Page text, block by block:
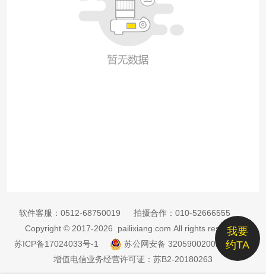
我要
约TA
软件客服： 0512-68750019 拍摄合作： 010-52666555
Copyright © 2017-2026 pailixiang.com All rights reserved
苏ICP备17024033号-1
苏公网安备 32059002002885号
增值电信业务经营许可证：苏B2-20180263